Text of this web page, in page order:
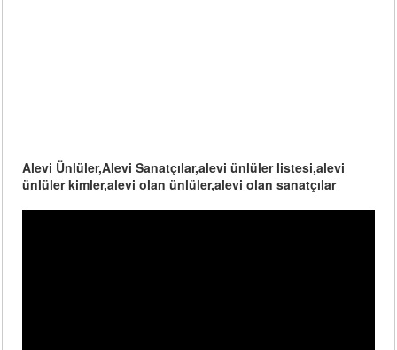
Alevi Ünlüler,Alevi Sanatçılar,alevi ünlüler listesi,alevi
ünlüler kimler,alevi olan ünlüler,alevi olan sanatçılar